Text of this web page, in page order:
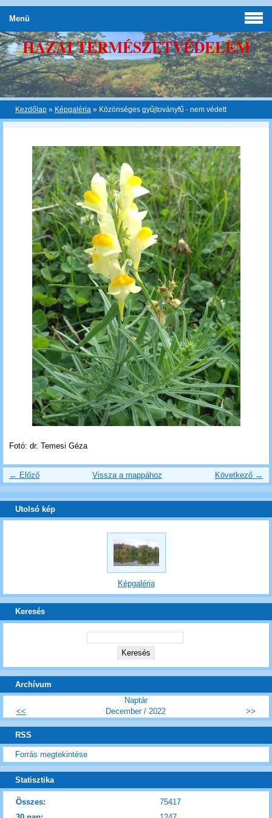
HAZAI TERMÉSZETVÉDELEM
Kezdőlap » Képgaléria » Közönséges gyűjtoványfű - nem védett
Fotó: dr. Temesi Géza
← Előző Következő →
Vissza a mappához
Menü
Utolsó kép
Képgaléria
Keresés
Archívum
Naptár
<<
December / 2022 >>
RSS
Forrás megtekintése
Statisztika
Összes:
75417